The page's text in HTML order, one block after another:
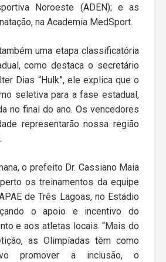
Noroeste (ADEN); e as
na Academia MedSport.
uma etapa classificatória
como destaca o secretário
Dias “Hulk”, ele explica que o
seletiva para a fase estadual,
no final do ano. Os vencedores
representarão nossa região
o prefeito Dr. Cassiano Maia
os treinamentos da equipe
de Três Lagoas, no Estádio
o apoio e incentivo do
e aos atletas locais. “Mais do
as Olimpíadas têm como
promover a inclusão, o